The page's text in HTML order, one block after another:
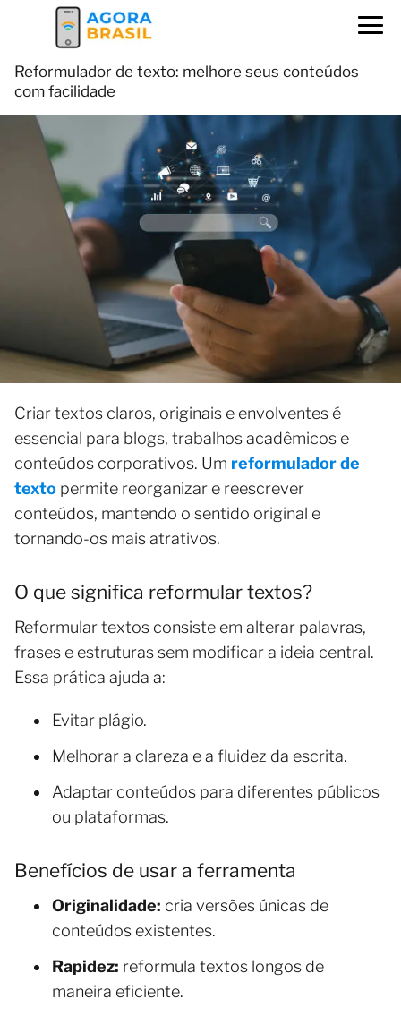
Reformulador de texto: melhore seus conteúdos
com facilidade
Criar textos claros, originais e envolventes é
essencial para blogs, trabalhos acadêmicos e
conteúdos corporativos. Um reformulador de
texto permite reorganizar e reescrever
conteúdos, mantendo o sentido original e
tornando-os mais atrativos.
O que significa reformular textos?
Reformular textos consiste em alterar palavras,
frases e estruturas sem modificar a ideia central.
Essa prática ajuda a:
Evitar plágio.
Melhorar a clareza e a fluidez da escrita.
Adaptar conteúdos para diferentes públicos
ou plataformas.
Benefícios de usar a ferramenta
Originalidade: cria versões únicas de
conteúdos existentes.
Rapidez: reformula textos longos de
maneira eficiente.